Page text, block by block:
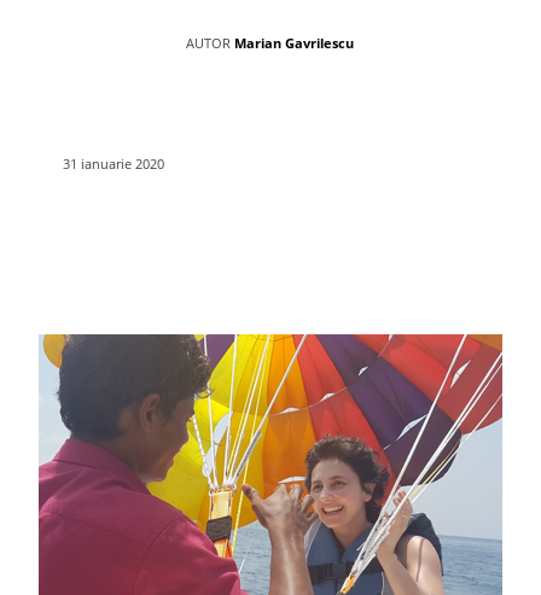
AUTOR Marian Gavrilescu
31 ianuarie 2020